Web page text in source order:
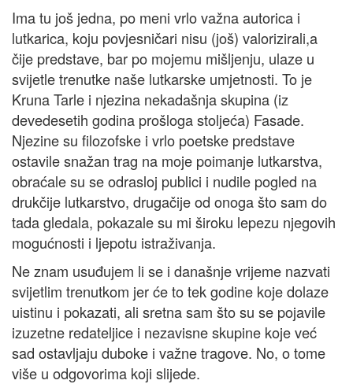
Ima tu još jedna, po meni vrlo važna autorica i
lutkarica, koju povjesničari nisu (još) valorizirali,a
čije predstave, bar po mojemu mišljenju, ulaze u
svijetle trenutke naše lutkarske umjetnosti. To je
Kruna Tarle i njezina nekadašnja skupina (iz
devedesetih godina prošloga stoljeća) Fasade.
Njezine su filozofske i vrlo poetske predstave
ostavile snažan trag na moje poimanje lutkarstva,
obraćale su se odrasloj publici i nudile pogled na
drukčije lutkarstvo, drugačije od onoga što sam do
tada gledala, pokazale su mi široku lepezu njegovih
mogućnosti i ljepotu istraživanja.
Ne znam usuđujem li se i današnje vrijeme nazvati
svijetlim trenutkom jer će to tek godine koje dolaze
uistinu i pokazati, ali sretna sam što su se pojavile
izuzetne redateljice i nezavisne skupine koje već
sad ostavljaju duboke i važne tragove. No, o tome
više u odgovorima koji slijede.